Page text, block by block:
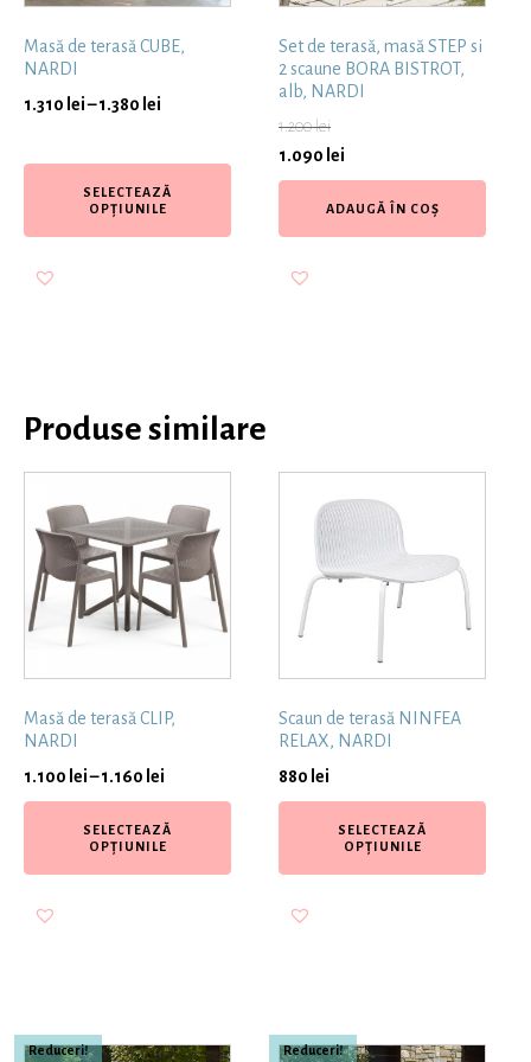
Masă de terasă CUBE,
NARDI
1.310 lei–1.380 lei
SELECTEAZĂ
OPȚIUNILE
Set de terasă, masă STEP si
2 scaune BORA BISTROT,
alb, NARDI
1.200lei
1.090 lei
ADAUGĂ ÎN COȘ
Produse similare
Masă de terasă CLIP,
NARDI
1.100 lei–1.160 lei
SELECTEAZĂ
OPȚIUNILE
Scaun de terasă NINFEA
RELAX, NARDI
880 lei
SELECTEAZĂ
OPȚIUNILE
Reduceri! Reduceri!